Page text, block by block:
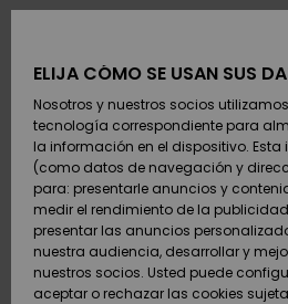
Zapatos y
chanclas
Surf
Snow
Zapatos y
chanclas
Surf
Snow
Destacados
Snow
SURF
Highlights
Comunidad
SNOW
Snow Niños
Tienda
Snow Mujer
DOBLE
PROMO
Outlet
Mujer
Envio
Devoluciones
Pago
Tarjeta de
regalo
Quiksilver
Freedom
ELIJA CÓMO SE USAN SUS
Nosotros y nuestros socios
tecnología correspondiente para
la información en el dispositivo.
(como datos de navegación y
para: presentarle anuncios y
medir el rendimiento de la
presentar las anuncios
nuestra audiencia, desarrollar y
nuestros socios. Usted puede
aceptar o rechazar las cookies